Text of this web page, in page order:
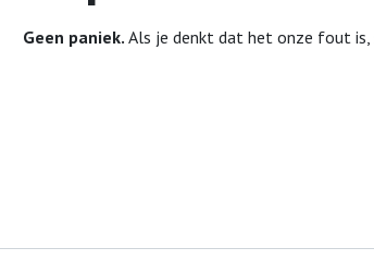
Geen paniek. Als je denkt dat het onze fout is,